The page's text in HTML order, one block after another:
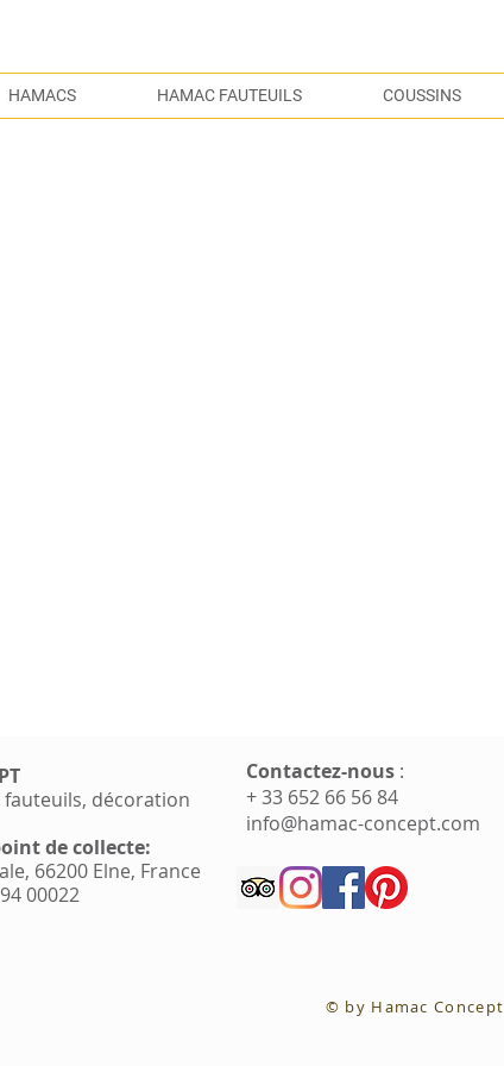
HAMACS HAMAC FAUTEUILS COUSSINS
fauteuils, décoration
de collecte:
66200 Elne, France
00022
Contactez-nous ​ :
+ 33 652 66 56 84
info@hamac-concept.com
© by Hamac Concept